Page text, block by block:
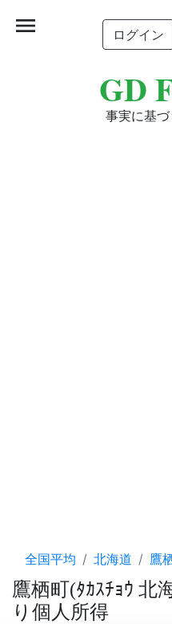
ログイン
GD
事実に基
menu
全国平均 北海道 鷹
鷹栖町(ﾀｶｽﾁｮｳ 北
り個人所得